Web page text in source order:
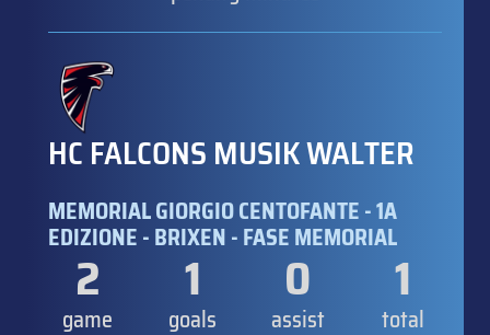
HC FALCONS MUSIK WALTER
MEMORIAL GIORGIO CENTOFANTE - 1A
EDIZIONE - BRIXEN - FASE MEMORIAL
2
game
1
goals
0
assist
1
total